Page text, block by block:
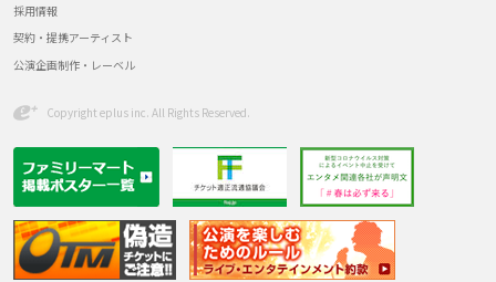
採用情報
契約・提携アーティスト
公演企画制作・レーベル
Copyright eplus inc. All Rights Reserved.